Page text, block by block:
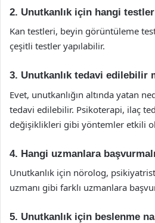
2. Unutkanlık için hangi testler
Kan testleri, beyin görüntüleme
çeşitli testler yapılabilir.
3. Unutkanlık tedavi edilebilir
Evet, unutkanlığın altında yatan
tedavi edilebilir. Psikoterapi, ilaç
değişiklikleri gibi yöntemler etkili
4. Hangi uzmanlara
Unutkanlık için nörolog,
uzmanı gibi farklı uzmanlara
5. Unutkanlık için beslenme